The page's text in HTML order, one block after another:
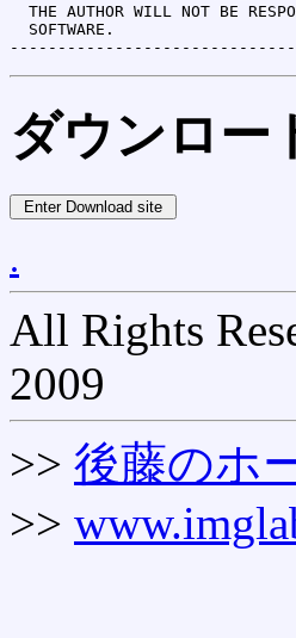
THE AUTHOR WILL NOT BE
  SOFTWARE.
ダウンロー
.
All Rights
2009
>> 後藤のホ
>>